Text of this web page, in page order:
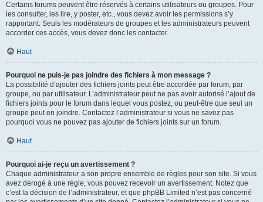
Certains forums peuvent être réservés à certains utilisateurs ou groupes. Pour
les consulter, les lire, y poster, etc., vous devez avoir les permissions s’y
rapportant. Seuls les modérateurs de groupes et les administrateurs peuvent
accorder ces accès, vous devez donc les contacter.
Haut
Pourquoi ne puis-je pas joindre des fichiers à mon message ?
La possibilité d’ajouter des fichiers joints peut être accordée par forum, par
groupe, ou par utilisateur. L’administrateur peut ne pas avoir autorisé l’ajout de
fichiers joints pour le forum dans lequel vous postez, ou peut-être que seul un
groupe peut en joindre. Contactez l’administrateur si vous ne savez pas
pourquoi vous ne pouvez pas ajouter de fichiers joints sur un forum.
Haut
Pourquoi ai-je reçu un avertissement ?
Chaque administrateur a son propre ensemble de règles pour son site. Si vous
avez dérogé à une règle, vous pouvez recevoir un avertissement. Notez que
c’est la décision de l’administrateur, et que phpBB Limited n’est pas concerné